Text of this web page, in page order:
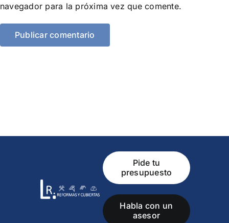
navegador para la próxima vez que comente.
Pide tu
presupuesto
Habla con un
asesor